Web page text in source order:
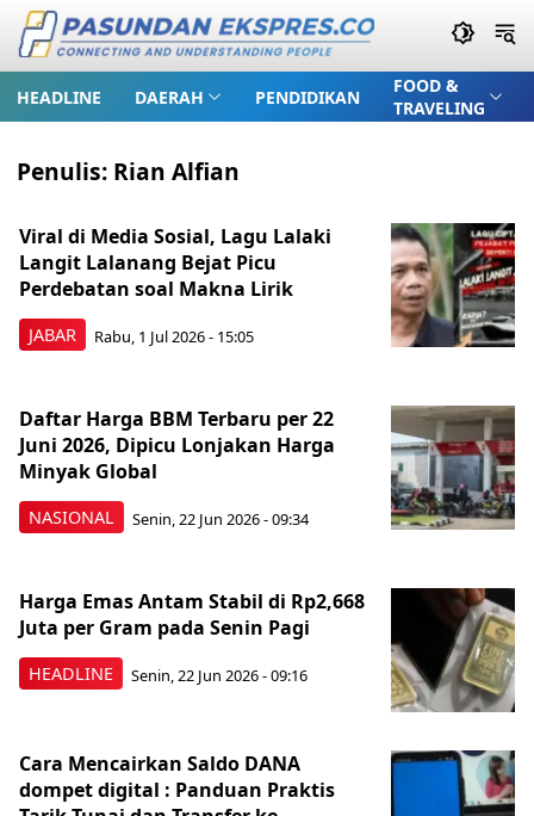
HEADLINE DAERAH PENDIDIKAN
FOOD &
TRAVELING
Penulis: Rian Alfian
JABAR
Viral di Media Sosial, Lagu Lalaki
Langit Lalanang Bejat Picu
Perdebatan soal Makna Lirik
Rabu, 1 Jul 2026 - 15:05
NASIONAL
Daftar Harga BBM Terbaru per 22
Juni 2026, Dipicu Lonjakan Harga
Minyak Global
Senin, 22 Jun 2026 - 09:34
HEADLINE
Harga Emas Antam Stabil di Rp2,668
Juta per Gram pada Senin Pagi
Senin, 22 Jun 2026 - 09:16
Cara Mencairkan Saldo DANA
dompet digital : Panduan Praktis